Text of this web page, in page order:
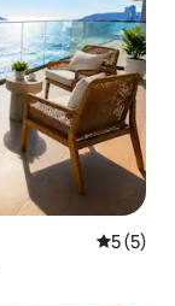
5 (5)